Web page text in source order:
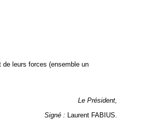
leurs forces (ensemble un
Le Président,
Signé : Laurent FABIUS.